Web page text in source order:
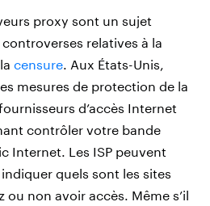
proxy sont un sujet
relatives à la
censure. Aux États-Unis,
mesures de protection de la
d’accès Internet
contrôler votre bande
Internet. Les ISP peuvent
quels sont les sites
non avoir accès. Même s’il